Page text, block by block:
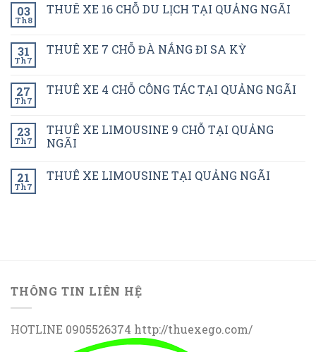
03
Th8
THUÊ XE 16 CHỖ DU LỊCH TẠI QUẢNG NGÃI
31
Th7
THUÊ XE 7 CHỖ ĐÀ NẮNG ĐI SA KỲ
27
Th7
THUÊ XE 4 CHỖ CÔNG TÁC TẠI QUẢNG NGÃI
23
Th7
THUÊ XE LIMOUSINE 9 CHỖ TẠI QUẢNG
NGÃI
21
Th7
THUÊ XE LIMOUSINE TẠI QUẢNG NGÃI
THÔNG TIN LIÊN HỆ
HOTLINE 0905526374 http://thuexego.com/